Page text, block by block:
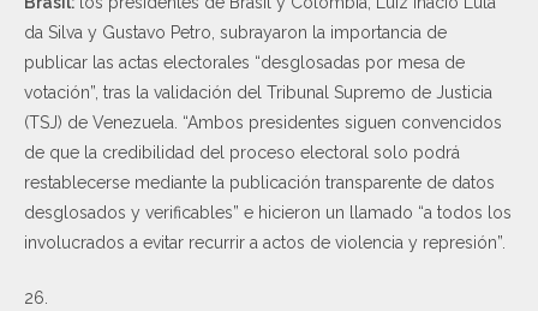
da Silva y Gustavo Petro, subrayaron la importancia de
publicar las actas electorales “desglosadas por mesa de
votación”, tras la validación del Tribunal Supremo de Justicia
(TSJ) de Venezuela. “Ambos presidentes siguen convencidos
de que la credibilidad del proceso electoral solo podrá
restablecerse mediante la publicación transparente de datos
desglosados y verificables” e hicieron un llamado “a todos los
involucrados a evitar recurrir a actos de violencia y represión”.
26.